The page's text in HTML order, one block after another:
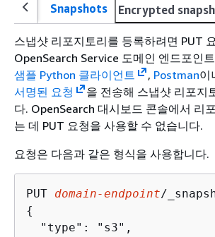
Snapshots Encrypted
스냅샷 리포지토리를 등록하려면 PUT
OpenSearch Service 도메인 엔드포인
샘플 Python 클라이언트
, Postman이
서명된 요청
을 전송해 스냅샷 리포지
다. OpenSearch 대시보드 콘솔에서 리
는 데 PUT 요청을 사용할 수 없습니다.
요청은 다음과 같은 형식을 사용합니다.
PUT domain-endpoint/
{
  "type": "s3",